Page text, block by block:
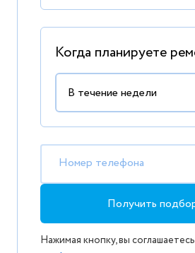
Когда планируете
Номер телефона
Получить
Нажимая кнопку, вы